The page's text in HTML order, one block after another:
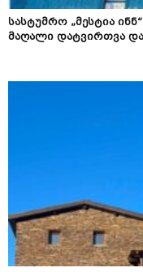
სასტუმრო „მესტია
მაღალი დატვირთვა